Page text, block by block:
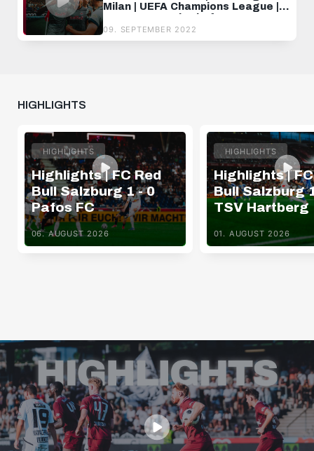
Milan | UEFA Champions League |
Traumtor Noah Okafor
09. SEPTEMBER 2022
HIGHLIGHTS
HIGHLIGHTS
Highlights | FC Red
Bull Salzburg 1 - 0
Pafos FC
06. AUGUST 2026
HIGHLIGHTS
Highlights |
Bull Salzburg
TSV Hartberg
01. AUGUST 2026